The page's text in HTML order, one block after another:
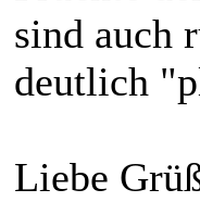
sind auch
deutlich
Liebe